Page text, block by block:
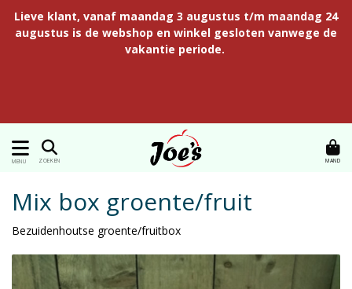
Lieve klant, vanaf maandag 3 augustus t/m maandag 24
augustus is de webshop en winkel gesloten vanwege de
vakantie periode.
MENU ZOEKEN MAND
Mix box groente/fruit
Bezuidenhoutse groente/fruitbox